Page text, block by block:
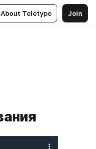
About Teletype Join